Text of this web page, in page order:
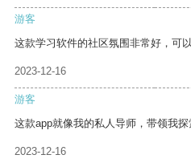
游客
这款学习软件的社区氛围非常好，可
2023-12-16
游客
这款app就像我的私人导师，带领我探
2023-12-16